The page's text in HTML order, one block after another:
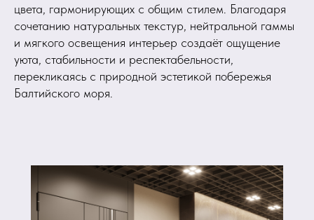
цвета, гармонирующих с общим стилем. Благодаря
сочетанию натуральных текстур, нейтральной гаммы
и мягкого освещения интерьер создаёт ощущение
уюта, стабильности и респектабельности,
перекликаясь с природной эстетикой побережья
Балтийского моря.